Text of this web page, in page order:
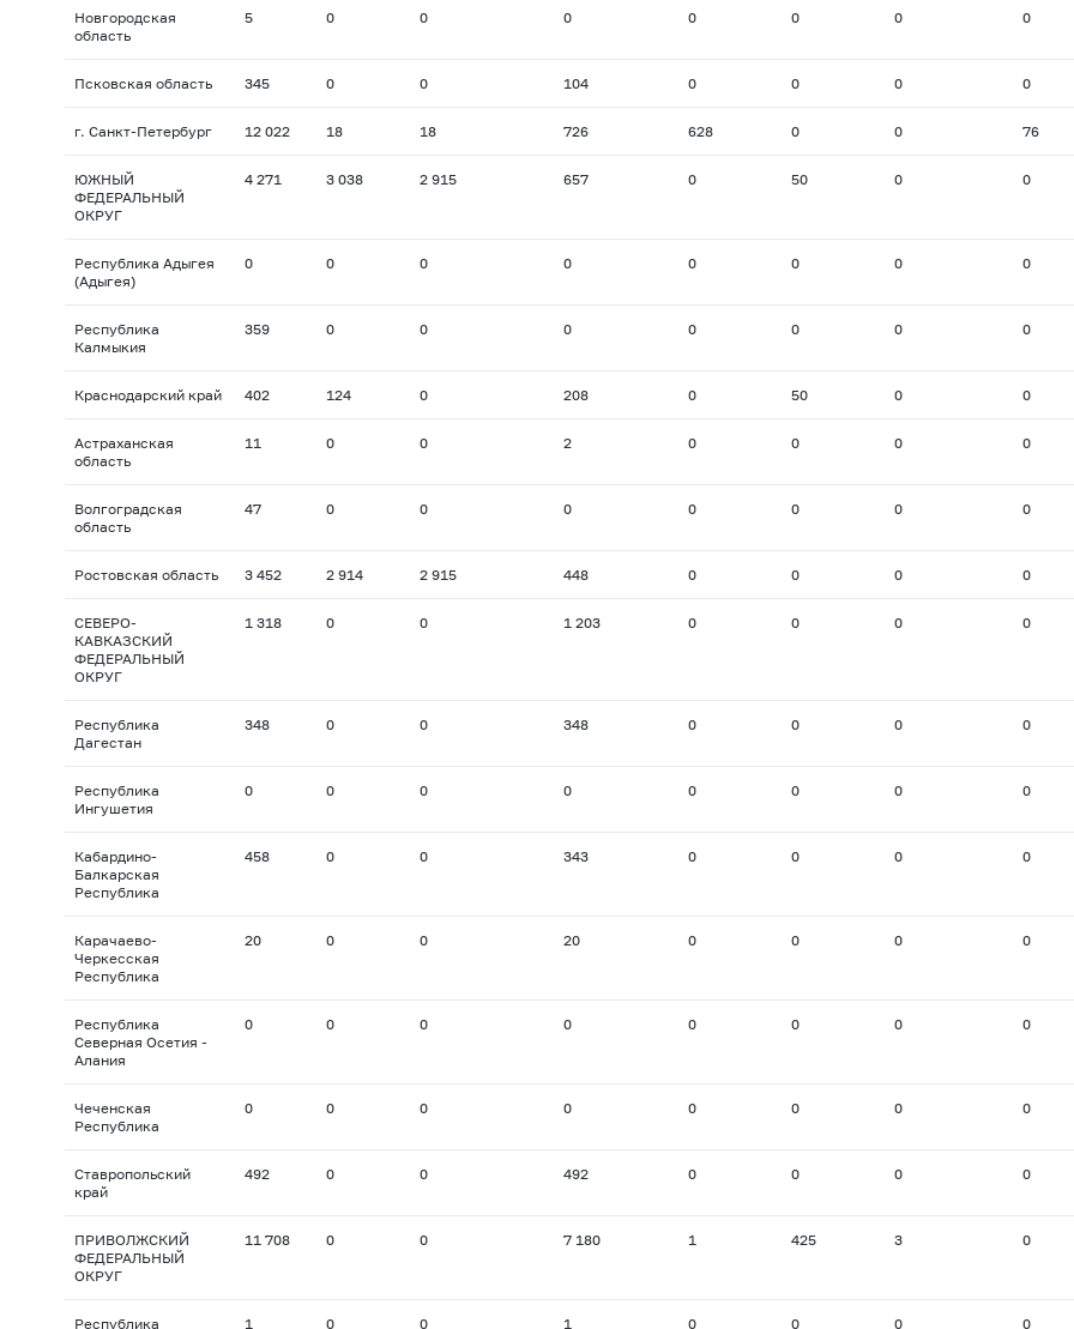
Новгородская
область
5 0 0 0 0 0 0 0
Псковская область 345 0 0 104 0 0 0 0
г. Санкт-Петербург 12 022 18 18 726 628 0 0 76
ЮЖНЫЙ
ФЕДЕРАЛЬНЫЙ
ОКРУГ
4 271 3 038 2 915 657 0 50 0 0
Республика Адыгея
(Адыгея)
0 0 0 0 0 0 0 0
Республика
Калмыкия
359 0 0 0 0 0 0 0
Краснодарский край 402 124 0 208 0 50 0 0
Астраханская
область
11 0 0 2 0 0 0 0
Волгоградская
область
47 0 0 0 0 0 0 0
Ростовская область 3 452 2 914 2 915 448 0 0 0 0
СЕВЕРО-
КАВКАЗСКИЙ
ФЕДЕРАЛЬНЫЙ
ОКРУГ
1 318 0 0 1 203 0 0 0 0
Республика
Дагестан
348 0 0 348 0 0 0 0
Республика
Ингушетия
0 0 0 0 0 0 0 0
Кабардино-
Балкарская
Республика
458 0 0 343 0 0 0 0
Карачаево-
Черкесская
Республика
20 0 0 20 0 0 0 0
Республика
Северная Осетия -
Алания
0 0 0 0 0 0 0 0
Чеченская
Республика
0 0 0 0 0 0 0 0
Ставропольский
край
492 0 0 492 0 0 0 0
ПРИВОЛЖСКИЙ
ФЕДЕРАЛЬНЫЙ
ОКРУГ
11 708 0 0 7 180 1 425 3 0
Республика 1 0 0 1 0 0 0 0